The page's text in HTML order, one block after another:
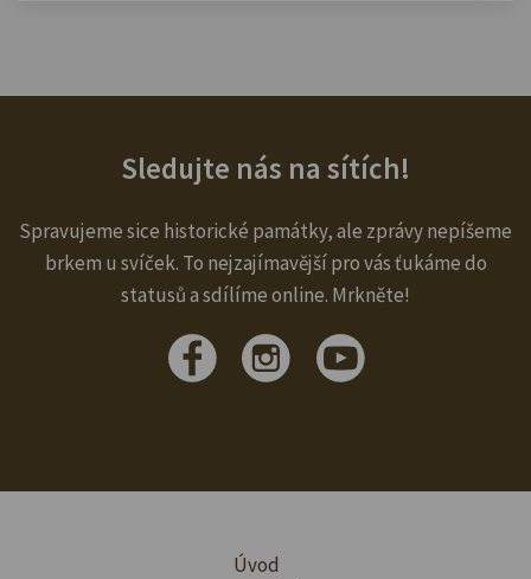
Sledujte nás na sítích!
Spravujeme sice historické památky, ale zprávy nepíšeme
brkem u svíček. To nejzajímavější pro vás ťukáme do
statusů a sdílíme online. Mrkněte!
Úvod